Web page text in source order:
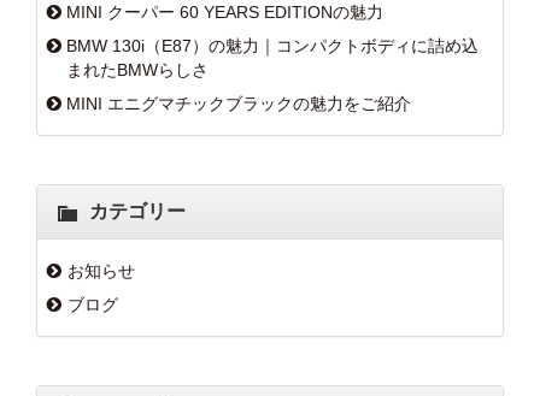
MINI クーパー 60 YEARS EDITIONの魅力
BMW 130i（E87）の魅力｜コンパクトボディに詰め込
まれたBMWらしさ
MINI エニグマチックブラックの魅力をご紹介
カテゴリー
お知らせ
ブログ